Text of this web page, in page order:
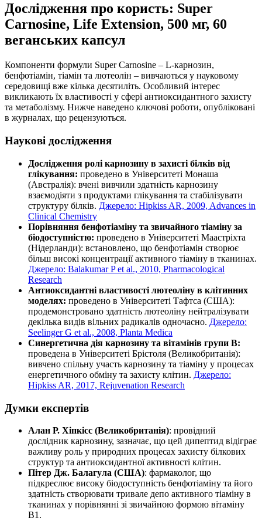
Дослідження про користь: Super
Carnosine, Life Extension, 500 мг, 60
веганських капсул
Компоненти формули Super Carnosine – L-карнозин,
бенфотіамін, тіамін та лютеолін – вивчаються у науковому
середовищі вже кілька десятиліть. Особливий інтерес
викликають їх властивості у сфері антиоксидантного захисту
та метаболізму. Нижче наведено ключові роботи, опубліковані
в журналах, що рецензуються.
Наукові дослідження
Дослідження ролі карнозину в захисті білків від
глікування: проведено в Університеті Монаша
(Австралія): вчені вивчили здатність карнозину
взаємодіяти з продуктами глікування та стабілізувати
структуру білків. Джерело: Hipkiss AR, 2009, Advances in
Clinical Chemistry
Порівняння бенфотіаміну та звичайного тіаміну за
біодоступністю: проведено в Університеті Маастріхта
(Нідерланди): встановлено, що бенфотіамін створює
більш високі концентрації активного тіаміну в тканинах.
Джерело: Balakumar P et al., 2010, Pharmacological
Research
Антиоксидантні властивості лютеоліну в клітинних
моделях: проведено в Університеті Тафтса (США):
продемонстровано здатність лютеоліну нейтралізувати
декілька видів вільних радикалів одночасно. Джерело:
Seelinger G et al., 2008, Planta Medica
Синергетична дія карнозину та вітамінів групи B:
проведена в Університеті Брістоля (Великобританія):
вивчено спільну участь карнозину та тіаміну у процесах
енергетичного обміну та захисту клітин. Джерело:
Hipkiss AR, 2017, Rejuvenation Research
Думки експертів
Алан Р. Хіпкісс (Великобританія): провідний
дослідник карнозину, зазначає, що цей дипептид відіграє
важливу роль у природних процесах захисту білкових
структур та антиоксидантної активності клітин.
Пітер Дж. Балагула (США): фармаколог, що
підкреслює високу біодоступність бенфотіаміну та його
здатність створювати тривале депо активного тіаміну в
тканинах у порівнянні зі звичайною формою вітаміну
B1.